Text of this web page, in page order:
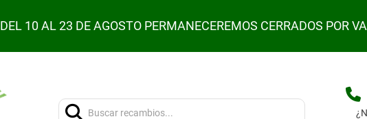
DEL 10 AL 23 DE AGOSTO PERMANECEREMOS CERRADOS POR
Buscar: